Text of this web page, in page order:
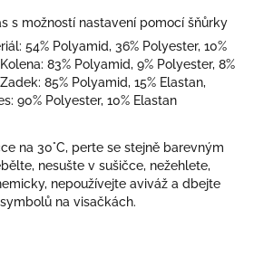
s možností nastavení pomocí šňůrky
54% Polyamid, 36% Polyester, 10%
83% Polyamid, 9% Polyester, 8%
85% Polyamid, 15% Elastan,
90% Polyester, 10% Elastan
na 30°C, perte se stejně barevným
nesušte v sušičce, nežehlete,
nepoužívejte aviváž a dbejte
na visačkách.